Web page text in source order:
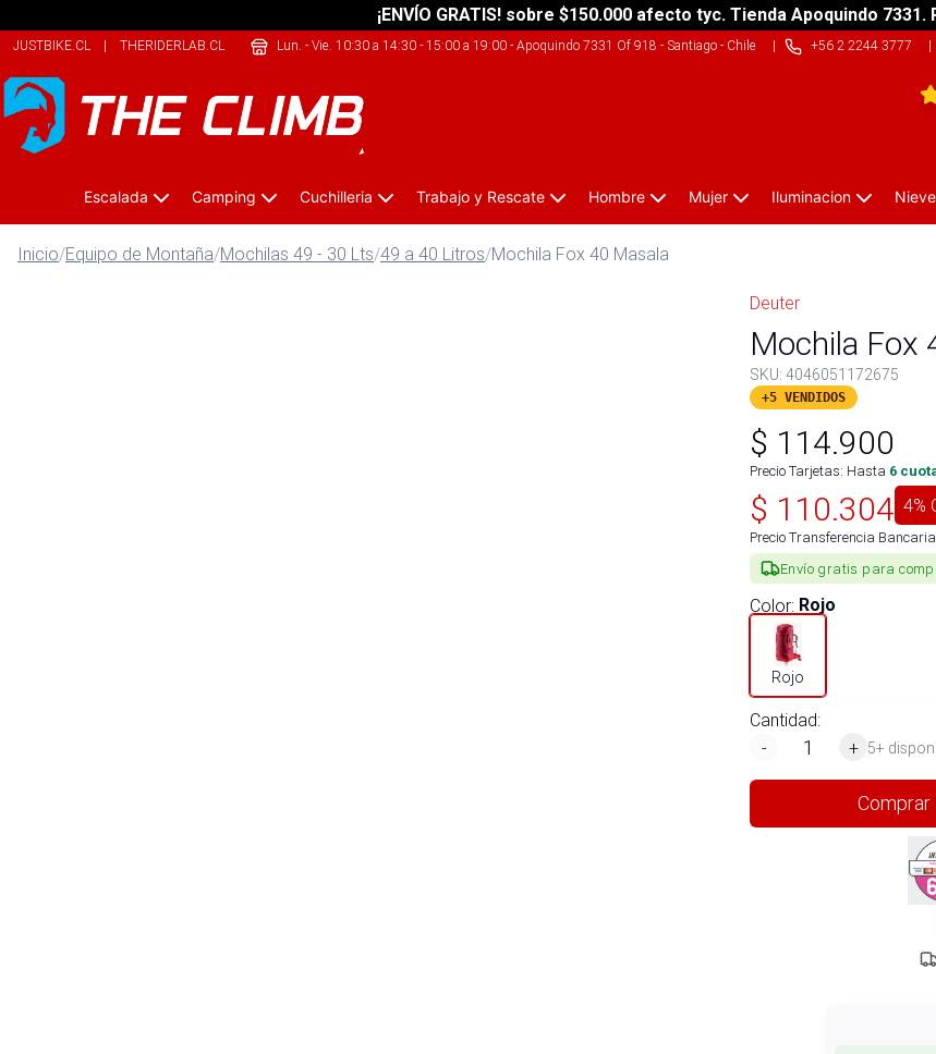
¡ENVÍO GRATIS! sobre $150.000 afecto tyc. Tienda Apoquindo 7331.
JUSTBIKE.CL | THERIDERLAB.CL |SHERPALIFE.CL
Lun. - Vie. 10:30 a 14:30 - 15:00 a 19:00- Apoquindo 7331 Of 918 - Santiago - Chile| +56 2 2244 3777 |
Escalada Camping Cuchilleria Trabajo y Rescate Hombre Mujer Iluminacion
Inicio/Equipo de Montaña/Mochilas 49 - 30 Lts/49 a 40 Litros/Mochila Fox 40 Masala
Deuter
Mochila Fox
SKU: 4046051172675
+5 VENDIDOS
$ 114.900
Precio Tarjetas: Hasta 6
$ 110.304 4%
Precio Transferencia Bancaria
Envío gratis para
Color: Rojo
Rojo
Cantidad:
-
+ 5+
Comprar